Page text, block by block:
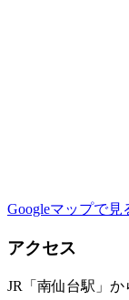
Googleマップで見
アクセス
JR「南仙台駅」